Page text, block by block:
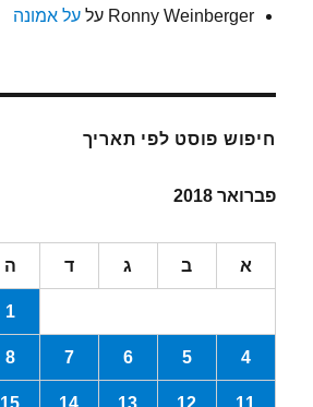
Ronny Weinberger עלעל אמונה
חיפוש פוסט לפי תאריך
פברואר 2018
א ב ג ד ה
1
4
5
6
7
8
11
12
13
14
15